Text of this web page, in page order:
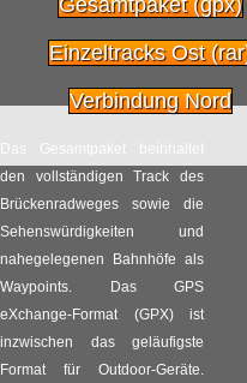
17.07
2014
Start zur
von
16.07
2014
Mein
Der
Diashow
14.07
Heute sind
Gesamtpaket (gpx)
Einzeltracks Ost
Verbindung Nord
Das Gesamtpaket beinhaltet
den vollständigen Track des
Brückenradweges sowie die
Sehenswürdigkeiten und
nahegelegenen Bahnhöfe als
Waypoints. Das GPS
eXchange-Format (GPX) ist
inzwischen das geläufigste
Format für Outdoor-Geräte.